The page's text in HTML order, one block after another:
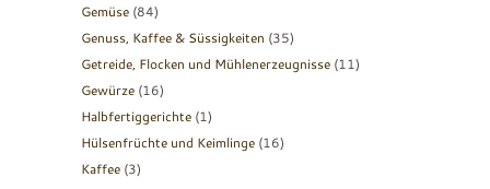
Gemüse (84)
Genuss, Kaffee & Süssigkeiten (35)
Getreide, Flocken und Mühlenerzeugnisse (11)
Gewürze (16)
Halbfertiggerichte (1)
Hülsenfrüchte und Keimlinge (16)
Kaffee (3)